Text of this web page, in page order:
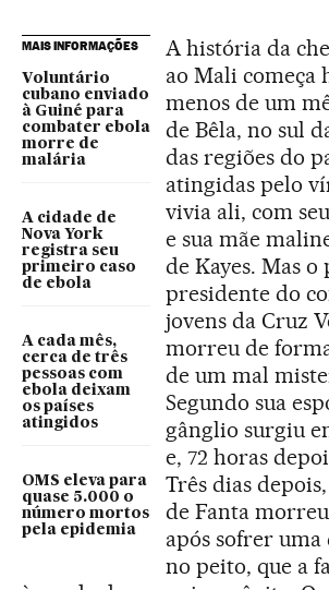
MAIS INFORMAÇÕES
Voluntário
cubano enviado
à Guiné para
combater ebola
morre de
malária
A cidade de
Nova York
registra seu
primeiro caso
de ebola
A cada mês,
cerca de três
pessoas com
ebola deixam
os países
atingidos
OMS eleva para
quase 5.000 o
número mortos
pela epidemia
A história da
ao Mali começa
menos de um
de Bêla, no sul
das regiões do
atingidas pelo
vivia ali, com
e sua mãe
de Kayes. Mas o
presidente do
jovens da Cruz
morreu de
de um mal
Segundo sua
gânglio surgiu
e, 72 horas
Três dias
de Fanta
após sofrer
no peito, que a